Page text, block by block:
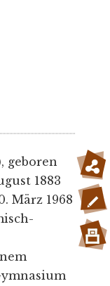
geboren
1883
März 1968